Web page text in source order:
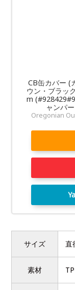
CB缶カバー (
ウン・ブラッ
m
ャンパ
Oregonian
サイズ 直
素材